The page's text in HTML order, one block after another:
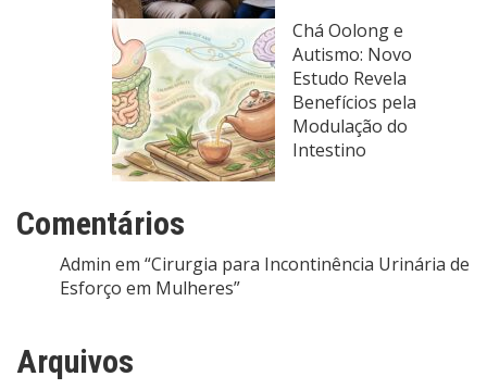
Chá Oolong e
Autismo: Novo
Estudo Revela
Benefícios pela
Modulação do
Intestino
Comentários
Admin em “Cirurgia para Incontinência Urinária de
Esforço em Mulheres”
Arquivos